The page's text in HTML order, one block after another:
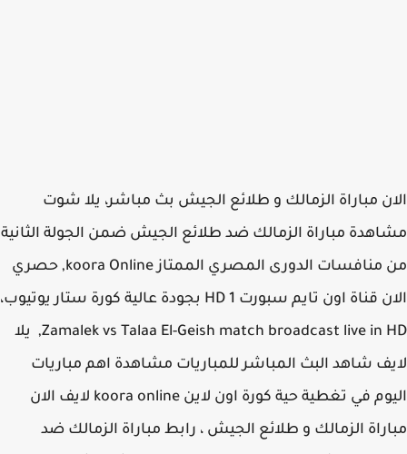
مباراة الزمالك و طلائع الجيش بث مباشر، يلا شوت
مباراة الزمالك ضد طلائع الجيش ضمن الجولة الثانية
من منافسات الدورى المصري الممتاز koora Online, حصري
الان قناة اون تايم سبورت HD 1 بجودة عالية كورة ستار يوتيوب،
Zamalek vs Talaa El-Geish match broadcast live in HD, يلا
شاهد البث المباشر للمباريات مشاهدة اهم مباريات
اليوم في تغطية حية كورة اون لاين koora online لايف الان
الزمالك و طلائع الجيش ، رابط مباراة الزمالك ضد